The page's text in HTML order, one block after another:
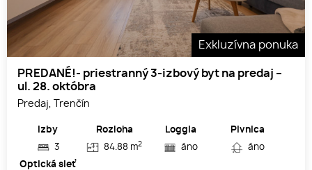
Exkluzívna ponuka
PREDANÉ!- priestranný 3-izbový byt na predaj –
ul. 28. októbra
Predaj, Trenčín
Izby
3
Rozloha
84.88 m2
Loggia
áno
Pivnica
áno
Optická sieť